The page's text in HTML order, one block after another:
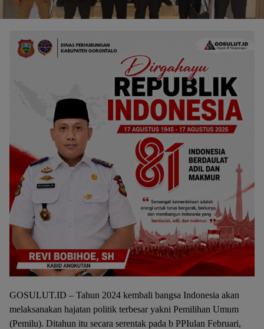
GOSULUT.ID – Tahun 2024 kembali bangsa Indonesia akan
melaksanakan hajatan politik terbesar yakni Pemilihan Umum
(Pemilu). Ditahun itu secara serentak pada b PPIulan Februari,